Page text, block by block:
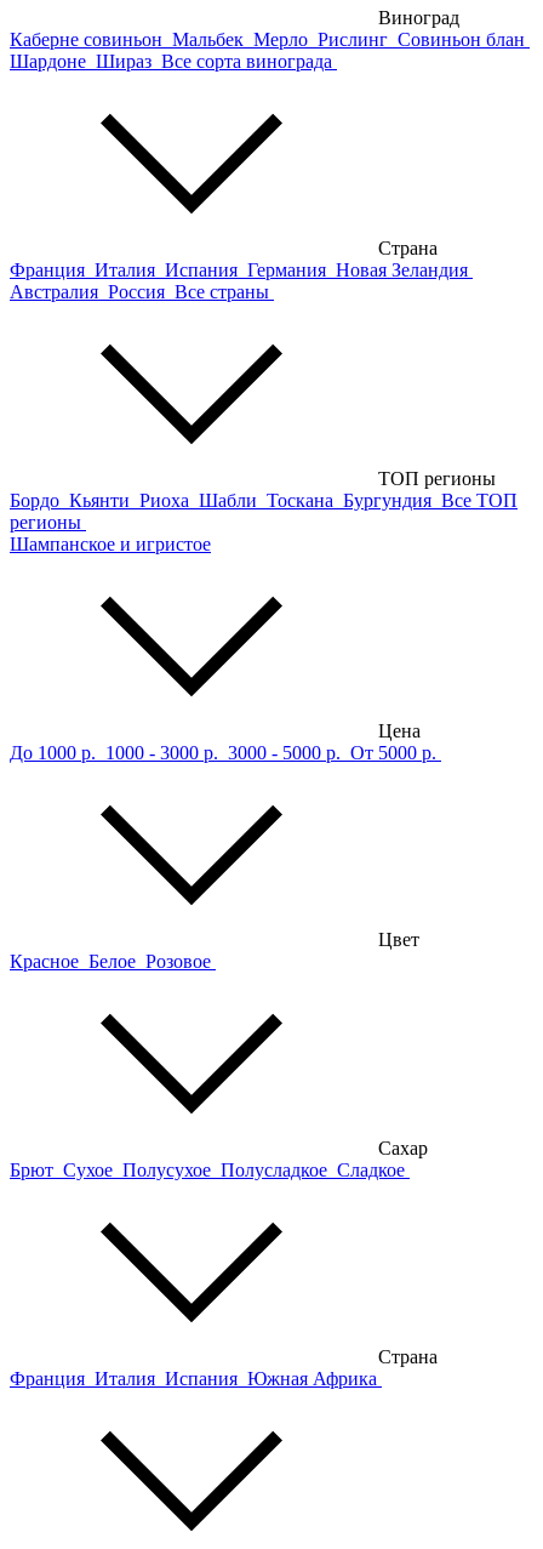
Виноград
Каберне совиньон Мальбек Мерло Рислинг Совиньон блан
Шардоне Шираз Все сорта винограда
Страна
Франция Италия Испания Германия Новая Зеландия
Австралия Россия Все страны
ТОП регионы
Бордо Кьянти Риоха Шабли Тоскана Бургундия Все ТОП
регионы
Шампанское и игристое
Цена
До 1000 р. 1000 - 3000 р. 3000 - 5000 р. От 5000 р.
Цвет
Красное Белое Розовое
Сахар
Брют Сухое Полусухое Полусладкое Сладкое
Страна
Франция Италия Испания Южная Африка